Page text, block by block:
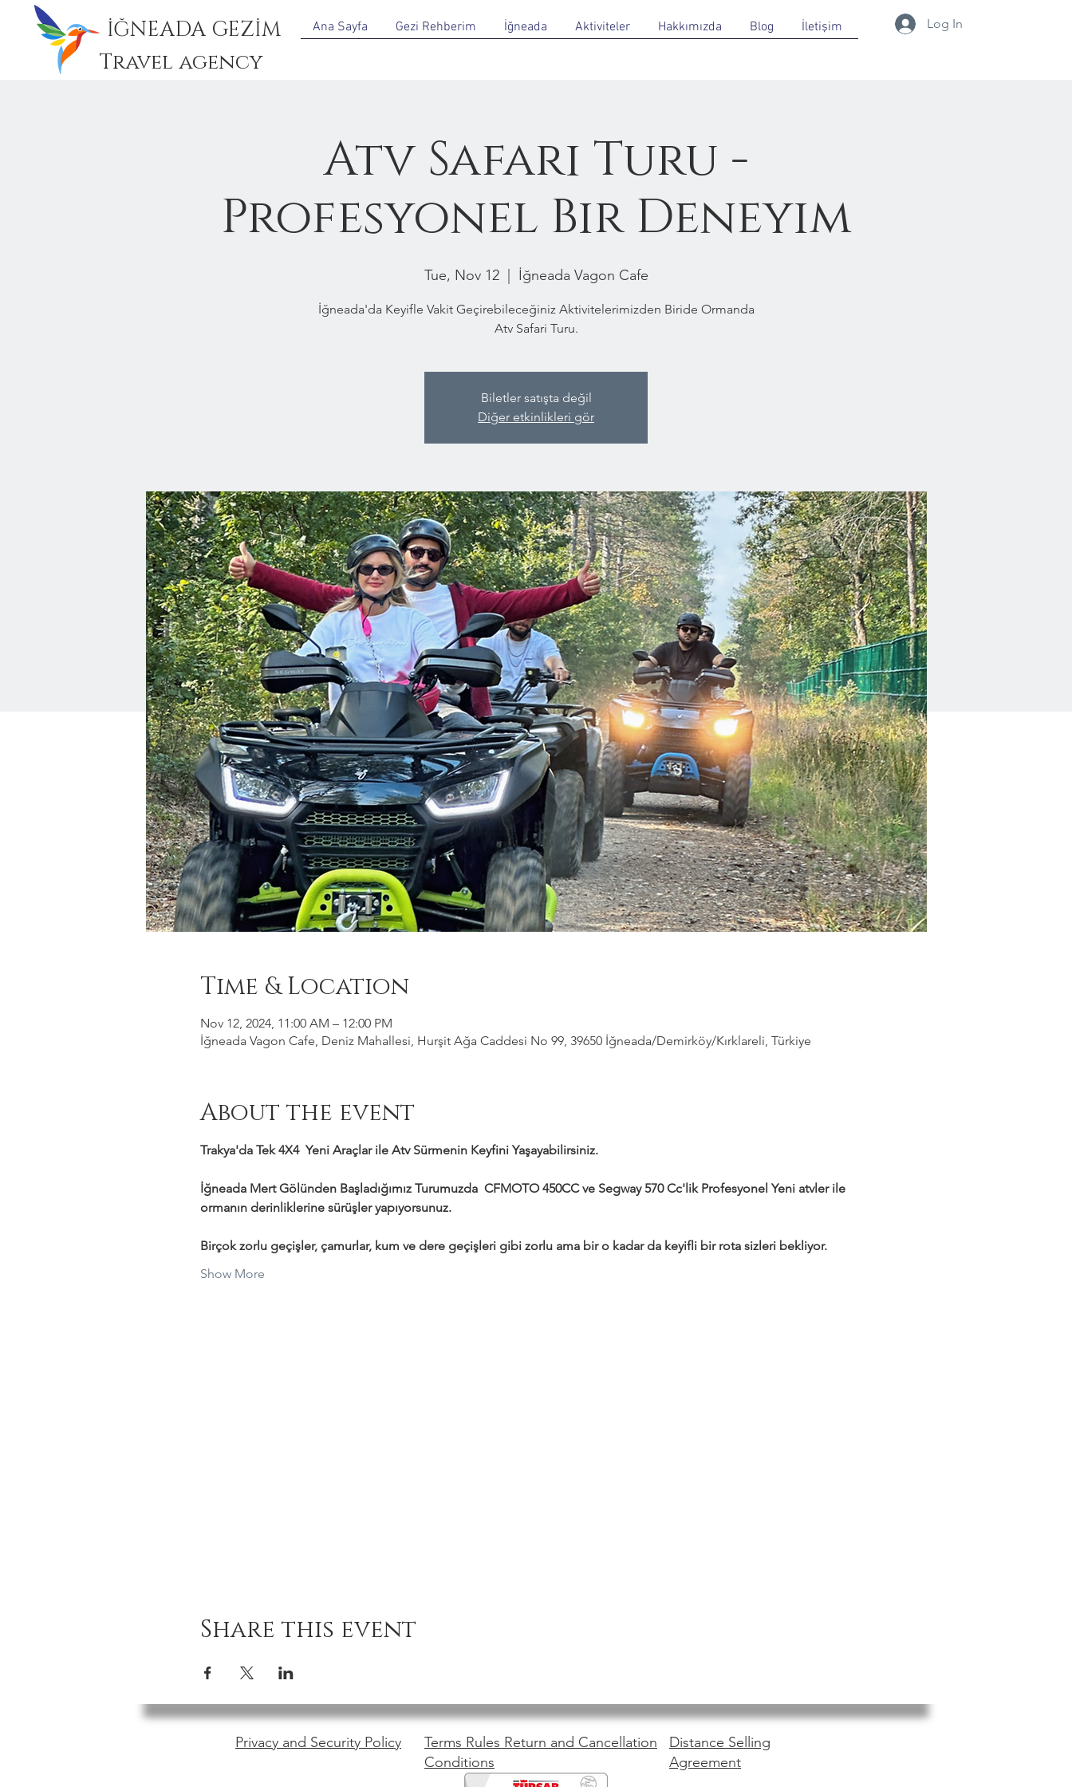
İĞNEADA GEZİM
Travel agency
Ana Sayfa Gezi Rehberim İğneada Aktiviteler Hakkımızda Blog İletişim Log In
Atv Safari Turu -
Profesyonel Bir Deneyim
Tue, Nov 12
  |
İğneada Vagon Cafe
İğneada'da Keyifle Vakit Geçirebileceğiniz Aktivitelerimizden Biride Ormanda
Atv Safari Turu.
Biletler satışta değil
Diğer etkinlikleri gör
Time & Location
Nov 12, 2024, 11:00 AM – 12:00 PM
İğneada Vagon Cafe, Deniz Mahallesi, Hurşit Ağa Caddesi No 99, 39650 İğneada/Demirköy/Kırklareli, Türkiye
About the event
Trakya'da Tek 4X4  Yeni Araçlar ile Atv Sürmenin Keyfini Yaşayabilirsiniz.
İğneada Mert Gölünden Başladığımız Turumuzda  CFMOTO 450CC ve Segway 570 Cc'lik Profesyonel Yeni atvler ile
ormanın derinliklerine sürüşler yapıyorsunuz.
Birçok zorlu geçişler, çamurlar, kum ve dere geçişleri gibi zorlu ama bir o kadar da keyifli bir rota sizleri bekliyor.
Show More
Share this event
Privacy and Security Policy
Terms Rules Return and Cancellation
Conditions
Distance Selling
Agreement